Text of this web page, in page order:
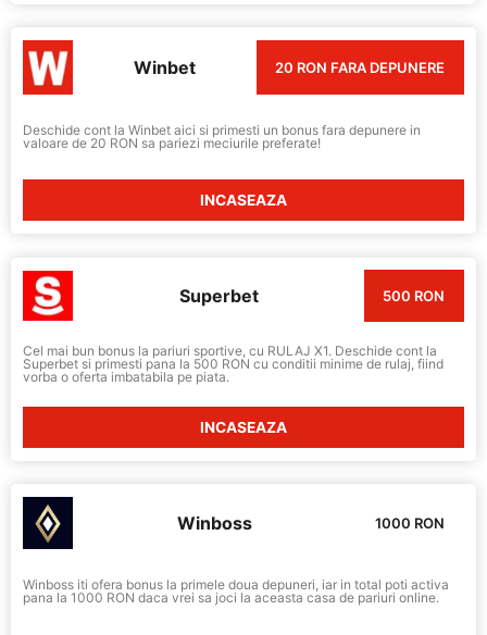
Winbet 20 RON FARA DEPUNERE
Deschide cont la Winbet aici si primesti un bonus fara depunere in
valoare de 20 RON sa pariezi meciurile preferate!
INCASEAZA
Superbet 500 RON
Cel mai bun bonus la pariuri sportive, cu RULAJ X1. Deschide cont la
Superbet si primesti pana la 500 RON cu conditii minime de rulaj, fiind
vorba o oferta imbatabila pe piata.
INCASEAZA
Winboss 1000 RON
Winboss iti ofera bonus la primele doua depuneri, iar in total poti activa
pana la 1000 RON daca vrei sa joci la aceasta casa de pariuri online.